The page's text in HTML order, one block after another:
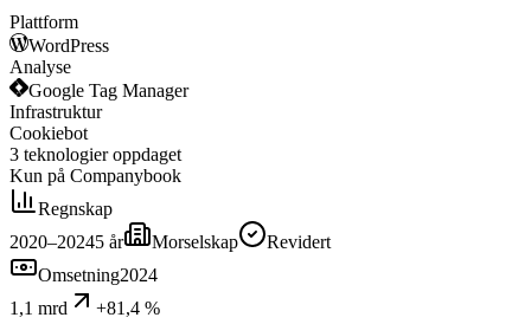
Plattform
WordPress
Analyse
Google Tag Manager
Infrastruktur
Cookiebot
3 teknologier oppdaget
Kun på Companybook
Regnskap
2020–20245 år Morselskap
Revidert
Omsetning2024
1,1 mrd
+81,4 %